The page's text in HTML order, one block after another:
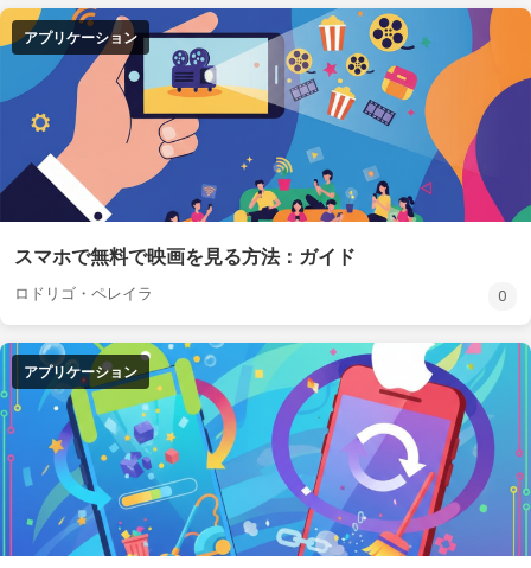
アプリケーション
スマホで無料で映画を見る方法：ガイド
ロドリゴ・ペレイラ 0
アプリケーション